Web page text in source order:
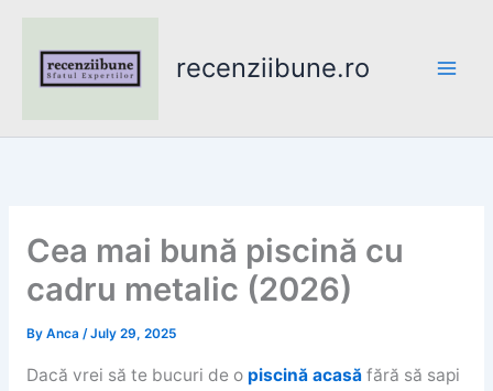
content
recenziibune.ro
Cea mai bună piscină cu
cadru metalic (2026)
By Anca /July 29, 2025
Dacă vrei să te bucuri de o piscină acasăfără să sapi